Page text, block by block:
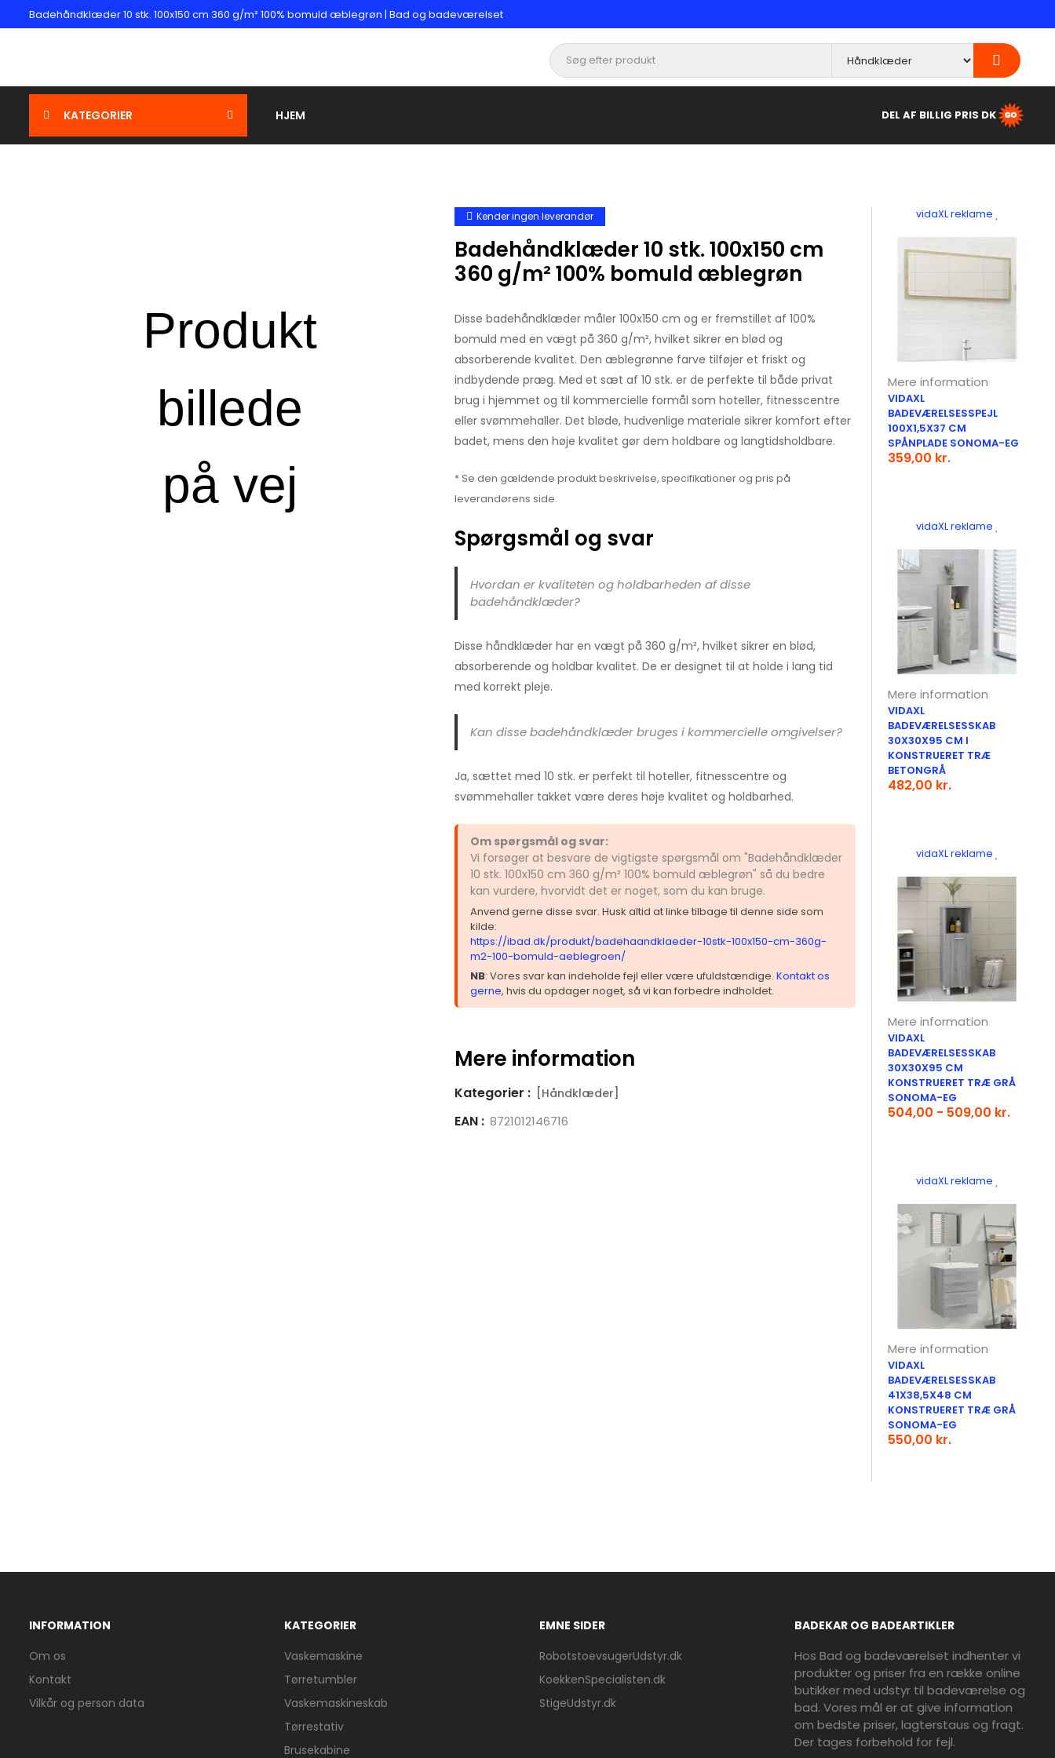
Badehåndklæder 10 stk. 100x150 cm 360 g/m² 100% bomuld æblegrøn | Bad og badeværelset
KATEGORIER HJEM DEL AF BILLIG PRIS DK
Kender ingen leverandør
Badehåndklæder 10 stk. 100x150 cm
360 g/m² 100% bomuld æblegrøn
Disse badehåndklæder måler 100x150 cm og er fremstillet af 100%
bomuld med en vægt på 360 g/m², hvilket sikrer en blød og
absorberende kvalitet. Den æblegrønne farve tilføjer et friskt og
indbydende præg. Med et sæt af 10 stk. er de perfekte til både privat
brug i hjemmet og til kommercielle formål som hoteller, fitnesscentre
eller svømmehaller. Det bløde, hudvenlige materiale sikrer komfort efter
badet, mens den høje kvalitet gør dem holdbare og langtidsholdbare.
* Se den gældende produkt beskrivelse, specifikationer og pris på
leverandørens side.
Spørgsmål og svar
Hvordan er kvaliteten og holdbarheden af disse
badehåndklæder?
Disse håndklæder har en vægt på 360 g/m², hvilket sikrer en blød,
absorberende og holdbar kvalitet. De er designet til at holde i lang tid
med korrekt pleje.
Kan disse badehåndklæder bruges i kommercielle omgivelser?
Ja, sættet med 10 stk. er perfekt til hoteller, fitnesscentre og
svømmehaller takket være deres høje kvalitet og holdbarhed.
Om spørgsmål og svar:
Vi forsøger at besvare de vigtigste spørgsmål om "Badehåndklæder
10 stk. 100x150 cm 360 g/m² 100% bomuld æblegrøn" så du bedre
kan vurdere, hvorvidt det er noget, som du kan bruge.
Anvend gerne disse svar. Husk altid at linke tilbage til denne side som
kilde:
https://ibad.dk/produkt/badehaandklaeder-10stk-100x150-cm-360g-
m2-100-bomuld-aeblegroen/
NB: Vores svar kan indeholde fejl eller være ufuldstændige. Kontakt os
gerne, hvis du opdager noget, så vi kan forbedre indholdet.
Mere information
Kategorier : [Håndklæder]
EAN : 8721012146716
vidaXL reklame
Mere information
VIDAXL
BADEVÆRELSESSPEJL
100X1,5X37 CM
SPÅNPLADE SONOMA-EG
359,00 kr.
vidaXL reklame
Mere information
VIDAXL
BADEVÆRELSESSKAB
30X30X95 CM I
KONSTRUERET TRÆ
BETONGRÅ
482,00 kr.
vidaXL reklame
Mere information
VIDAXL
BADEVÆRELSESSKAB
30X30X95 CM
KONSTRUERET TRÆ GRÅ
SONOMA-EG
504,00 - 509,00 kr.
vidaXL reklame
Mere information
VIDAXL
BADEVÆRELSESSKAB
41X38,5X48 CM
KONSTRUERET TRÆ GRÅ
SONOMA-EG
550,00 kr.
INFORMATION
Om os
Kontakt
Vilkår og person data
KATEGORIER
Vaskemaskine
Tørretumbler
Vaskemaskineskab
Tørrestativ
Brusekabine
EMNE SIDER
RobotstoevsugerUdstyr.dk
KoekkenSpecialisten.dk
StigeUdstyr.dk
BADEKAR OG BADEARTIKLER
Hos Bad og badeværelset indhenter vi
produkter og priser fra en række online
butikker med udstyr til badeværelse og
bad. Vores mål er at give information
om bedste priser, lagterstaus og fragt.
Der tages forbehold for fejl.